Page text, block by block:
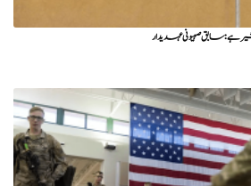
صہیونی عہدیدار